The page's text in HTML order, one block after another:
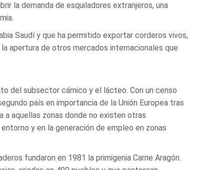
la demanda de esquiladores extranjeros, una
Saudí y que ha permitido exportar corderos vivos,
apertura de otros mercados internacionales que
del subsector cárnico y el lácteo. Con un censo
país en importancia de la Unión Europea tras
aquellas zonas donde no existen otras
y en la generación de empleo en zonas
fundaron en 1981 la primigenia Carne Aragón.